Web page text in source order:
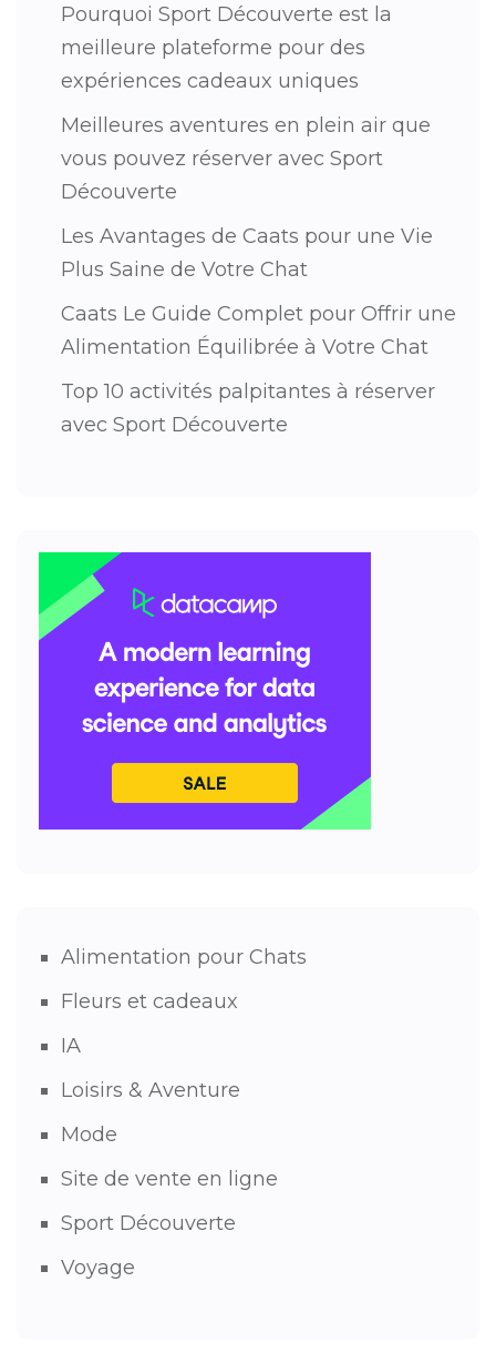
Pourquoi Sport Découverte est la
meilleure plateforme pour des
expériences cadeaux uniques
Meilleures aventures en plein air que
vous pouvez réserver avec Sport
Découverte
Les Avantages de Caats pour une Vie
Plus Saine de Votre Chat
Caats Le Guide Complet pour Offrir une
Alimentation Équilibrée à Votre Chat
Top 10 activités palpitantes à réserver
avec Sport Découverte
Alimentation pour Chats
Fleurs et cadeaux
IA
Loisirs & Aventure
Mode
Site de vente en ligne
Sport Découverte
Voyage